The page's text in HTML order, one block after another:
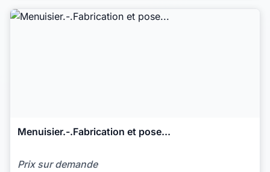
Menuisier.-.Fabrication et pose...
Prix sur demande